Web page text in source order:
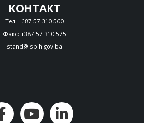
КОНТАКТ
Тел: +387 57 310 560
Факс: +387 57 310 575
stand@isbih.gov.ba